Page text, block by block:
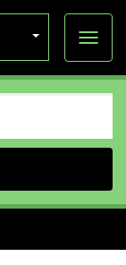
Näytä